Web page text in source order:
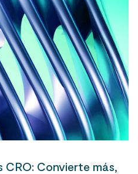
Convierte más,